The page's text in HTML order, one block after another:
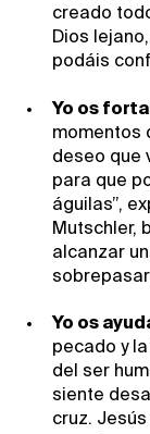
creado
Dios
podáis
Yo os
momentos
deseo que
para que
águilas”,
Mutschler,
alcanzar
Yo os
pecado y
del ser
siente
cruz.